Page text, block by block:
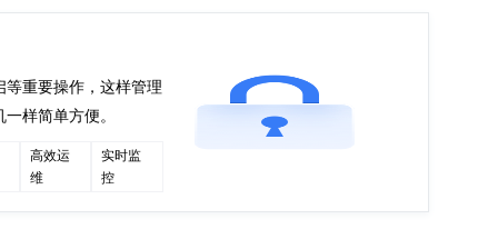
重要操作，这样管理
样简单方便。
高效运
维
实时监
控